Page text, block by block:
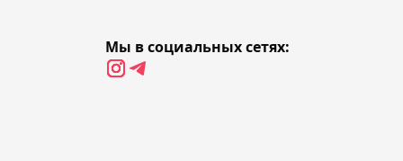
Казахстанка Соня
Жиенбаева стала
Мы в социальных сетях: